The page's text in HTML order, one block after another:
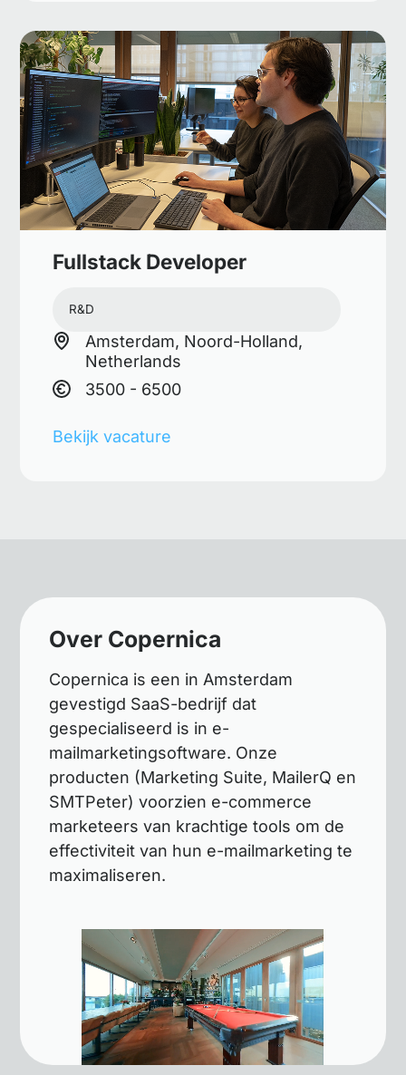
Fullstack Developer
R&D
Amsterdam, Noord-Holland,
Netherlands
3500 - 6500
Bekijk vacature
Over Copernica
Copernica is een in Amsterdam
gevestigd SaaS-bedrijf dat
gespecialiseerd is in e-
mailmarketingsoftware. Onze
producten (Marketing Suite, MailerQ en
SMTPeter) voorzien e-commerce
marketeers van krachtige tools om de
effectiviteit van hun e-mailmarketing te
maximaliseren.